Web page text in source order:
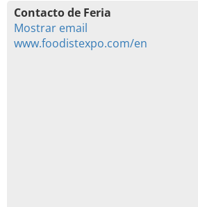
Contacto de Feria
Mostrar email
www.foodistexpo.com/en